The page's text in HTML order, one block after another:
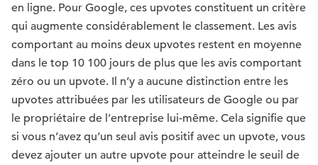
en ligne. Pour Google, ces upvotes constituent un critère
qui augmente considérablement le classement. Les avis
comportant au moins deux upvotes restent en moyenne
dans le top 10 100 jours de plus que les avis comportant
zéro ou un upvote. Il n’y a aucune distinction entre les
upvotes attribuées par les utilisateurs de Google ou par
le propriétaire de l’entreprise lui-même. Cela signifie que
si vous n’avez qu’un seul avis positif avec un upvote, vous
devez ajouter un autre upvote pour atteindre le seuil de